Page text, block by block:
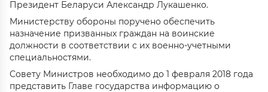
Президент Беларуси Александр Лукашенко.
Министерству обороны поручено обеспечить
назначение призванных граждан на воинские
должности в соответствии с их военно-учетными
специальностями.
Совету Министров необходимо до 1 февраля 2018 года
представить Главе государства информацию о